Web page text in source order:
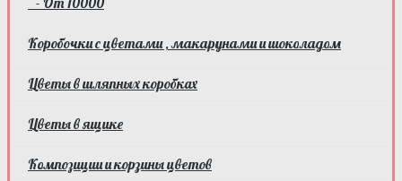
Коробочки с цветами , макарунами и шоколадом
Цветы в шляпных коробках
Цветы в ящике
Композиции и корзины цветов